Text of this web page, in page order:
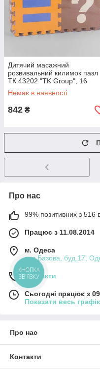
Дитячий масажний
розвивальний килимок пазл
ТК 43202 "TK Group", 16
елементів, термокилимок
Немає в наявності
842 ₴
Про нас
99% позитивних з 516
Працює з 11.08.2014
м. Одеса
вул.Базова, буд.17,
Контакти
Сьогодні працює з
Показати весь
Про нас
Контакти
КНОПКА
ЗВ'ЯЗКУ